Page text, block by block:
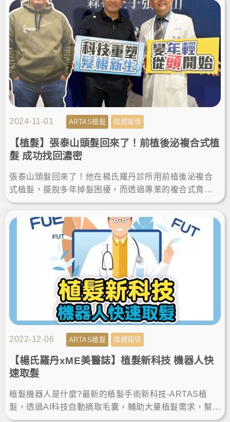
2024-11-01 ARTAS植髮 媒體報導
【植髮】張泰山頭髮回來了！前植後泌複合式植
髮 成功找回濃密
張泰山頭髮回來了！他在楊氏羅丹診所用前植後泌複合
式植髮，擺脫多年掉髮困擾，而透過專業的複合式育髮
療程，連嚴重的雄性禿患者都有救！來看看張泰山的新
聞報導！LineID:@ asir-rodin
2022-12-06 ARTAS植髮 媒體報導
【楊氏羅丹xME美醫誌】植髮新科技 機器人快
速取髮
植髮機器人是什麼?最新的植髮手術新科技-ARTAS植
髮，透過AI科技自動摘取毛囊，輔助大量植髮需求，幫忙
解決雄性禿患者的煩惱，跟著楊氏羅丹楊名權醫師來了